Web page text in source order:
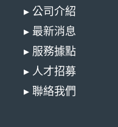
▸ 公司介紹
▸ 最新消息
▸ 服務據點
▸ 人才招募
▸ 聯絡我們